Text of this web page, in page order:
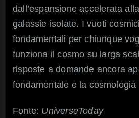
dall’espansione accelerata
galassie isolate. I vuoti
fondamentali per chiunque
funziona il cosmo su larga
risposte a domande ancora
fondamentale e la cosmologia
Fonte: UniverseToday